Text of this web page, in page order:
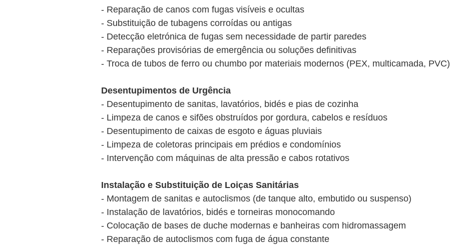
- Reparação de canos com fugas visíveis e ocultas
- Substituição de tubagens corroídas ou antigas
- Detecção eletrónica de fugas sem necessidade de partir paredes
- Reparações provisórias de emergência ou soluções definitivas
- Troca de tubos de ferro ou chumbo por materiais modernos (PEX, multicamada, PVC)
Desentupimentos de Urgência
- Desentupimento de sanitas, lavatórios, bidés e pias de cozinha
- Limpeza de canos e sifões obstruídos por gordura, cabelos e resíduos
- Desentupimento de caixas de esgoto e águas pluviais
- Limpeza de coletoras principais em prédios e condomínios
- Intervenção com máquinas de alta pressão e cabos rotativos
Instalação e Substituição de Loiças Sanitárias
- Montagem de sanitas e autoclismos (de tanque alto, embutido ou suspenso)
- Instalação de lavatórios, bidés e torneiras monocomando
- Colocação de bases de duche modernas e banheiras com hidromassagem
- Reparação de autoclismos com fuga de água constante